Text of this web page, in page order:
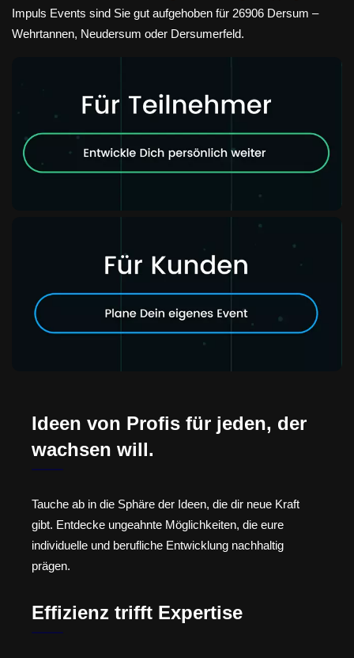
Impuls Events sind Sie gut aufgehoben für 26906 Dersum –
Wehrtannen, Neudersum oder Dersumerfeld.
Ideen von Profis für jeden, der
wachsen will.
Tauche ab in die Sphäre der Ideen, die dir neue Kraft
gibt. Entdecke ungeahnte Möglichkeiten, die eure
individuelle und berufliche Entwicklung nachhaltig
prägen.
Effizienz trifft Expertise